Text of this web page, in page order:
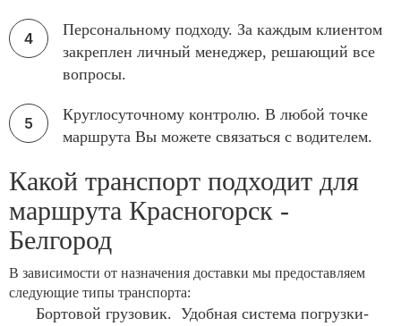
Персональному подходу. За каждым клиентом
закреплен личный менеджер, решающий все
вопросы.
Круглосуточному контролю. В любой точке
маршрута Вы можете связаться с водителем.
Какой транспорт подходит для
маршрута Красногорск -
Белгород
В зависимости от назначения доставки мы предоставляем
следующие типы транспорта:
Бортовой грузовик. Удобная система погрузки-